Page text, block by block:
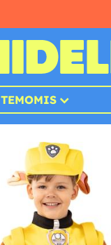
TEMOMIS